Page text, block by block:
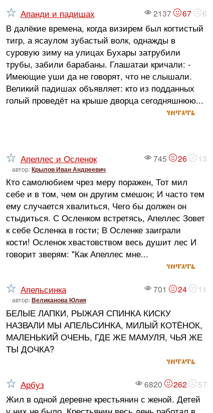
2137 67 6
Апанди и падишах
В далёкие времена, когда визирем был когтистый
тигр, а ясаулом зубастый волк, однажды в
суровую зиму на улицах Бухары затрубили
трубы, забили барабаны. Глашатаи кричали: -
Имеющие уши да не говорят, что не слышали.
Великий падишах объявляет: кто из подданных
голый проведёт на крыше дворца сегодняшнюю...
читать
745 26 13
Апеллес и Осленок
автор:Крылов Иван Андреевич
Кто самолюбием чрез меру поражен, Тот мил
себе и в том, чем он другим смешон; И часто тем
ему случается хвалиться, Чего бы должен он
стыдиться. С Осленком встретясь, Апеллес Зовет
к себе Осленка в гости; В Осленке заиграли
кости! Осленок хвастовством весь душит лес И
говорит зверям: "Как Апеллес мне...
читать
701 24 11
Апельсинка
автор:Великанова Юлия
БЕЛЫЕ ЛАПКИ, РЫЖАЯ СПИНКА КИСКУ
НАЗВАЛИ МЫ АПЕЛЬСИНКА, МИЛЫЙ КОТЁНОК,
МАЛЕНЬКИЙ ОЧЕНЬ, ГДЕ ЖЕ МАМУЛЯ, ЧЬЯ ЖЕ
ТЫ ДОЧКА?
читать
6820 262 57
Арбуз
Жил в одной деревне крестьянин с женой. Детей